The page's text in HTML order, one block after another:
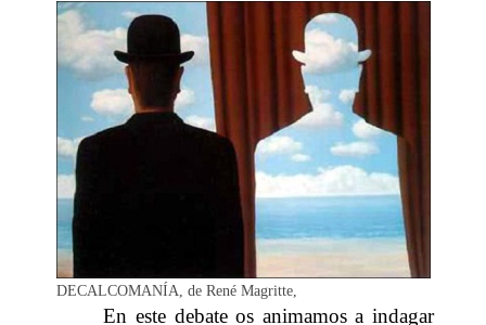
DECALCOMANÍA, de René Magritte,
En este debate os animamos a indagar